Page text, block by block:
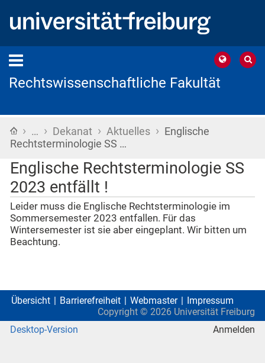
Rechtswissenschaftliche Fakultät
Startseite
› … › Dekanat › Aktuelles › Englische
Rechtsterminologie SS …
Englische Rechtsterminologie SS
2023 entfällt !
Leider muss die Englische Rechtsterminologie im
Sommersemester 2023 entfallen. Für das
Wintersemester ist sie aber eingeplant. Wir bitten um
Beachtung.
Übersicht Barrierefreiheit Webmaster
Impressum
Copyright © 2026 Universität Freiburg
Desktop-Version
Anmelden